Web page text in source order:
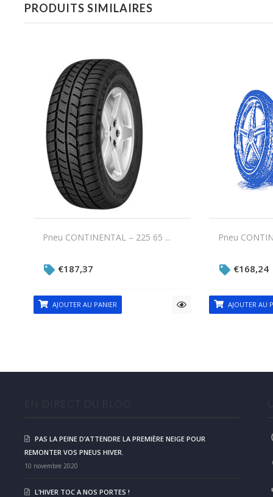
PRODUITS SIMILAIRES
Pneu CONTINENTAL – 225 65 ...
€187,37
AJOUTER AU PANIER
Pneu
€168,24
AJOUTER AU
EN DIRECT DU BLOG
PAS LA PEINE D’ATTENDRE LA PREMIÈRE NEIGE POUR
REMONTER VOS PNEUS HIVER.
10 novembre 2020
L’HIVER TOC A NOS PORTES !